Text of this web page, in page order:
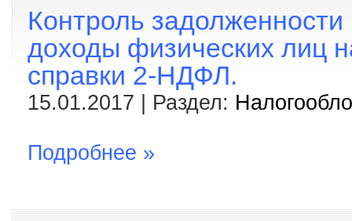
Контроль задолженности
доходы физических лиц
справки 2-НДФЛ.
15.01.2017 | Раздел:
Подробнее »